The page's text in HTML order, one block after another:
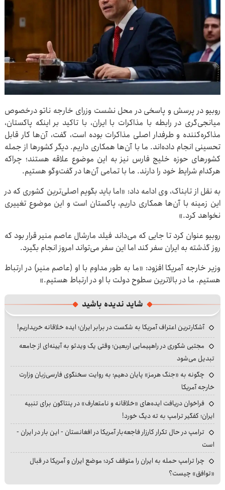
روبیو در پرسش و پاسخی در محل نشست وزرای خارجه ناتو درخصوص
میانجی‌گری در رابطه با مذاکرات با ایران، با تاکید بر اینکه پاکستان،
مذاکره‌کننده و طرفدار اصلی مذاکرات بوده است، گفت، آن‌ها کار قابل
تحسینی انجام داده‌اند. ما با آن‌ها همکاری داریم. دیگر کشورها از جمله
کشورهای حوزه خلیج فارس نیز به این موضوع علاقه‌ هستند؛ چراکه
هرکدام شرایط خود را دارند. ما با تمامی آن‌ها در گفت‌وگو هستیم.
به نقل از تابناک، وی ادامه داد: «اما باید بگویم اصلی‌ترین کشوری که در
این زمینه با آن‌ها همکاری داریم، پاکستان است و این موضوع تغییری
نخواهد کرد.»
روبیو عنوان کرد تا جایی که می‌داند فیلد مارشال عاصم منیر قرار بود که
روز گذشته به ایران سفر کند اما این سفر می‌تواند امروز انجام بگیرد.
وزیر خارجه آمریکا افزود: «ما به طور مداوم با او (عاصم منیر) در ارتباط
هستیم. ما در بالاترین سطوح دولت با او در ارتباط هستیم.»
شاید ندیده باشید
آشکارترین اعتراف آمریکا به شکست در برابر ایران؛ ایده خلاقانه خریداریم!
مجتبی شکوری در راهپیمایی اربعین؛ وقتی یک ویدئو به آیینه‌ای از جامعه
تبدیل می‌شود
چگونه به «جنگ هرمز» پایان دهیم؛ به روایت سخنگوی فارسی‌زبان وزارت
خارجه آمریکا
فراخوان دریافت ایده‌های «خلاقانه و نامتعارف» در پنتاگون برای تنبیه
ایران؛ کفگیر ترامپ به ته دیگ خورد!
ترامپ در حال تکرار کارزار فاجعه‌بار آمریکا در افغانستان - این بار در ایران -
است
چرا ترامپ حمله به ایران را متوقف کرد؛ موضع ایران و آمریکا در قبال
«توافق» چیست؟